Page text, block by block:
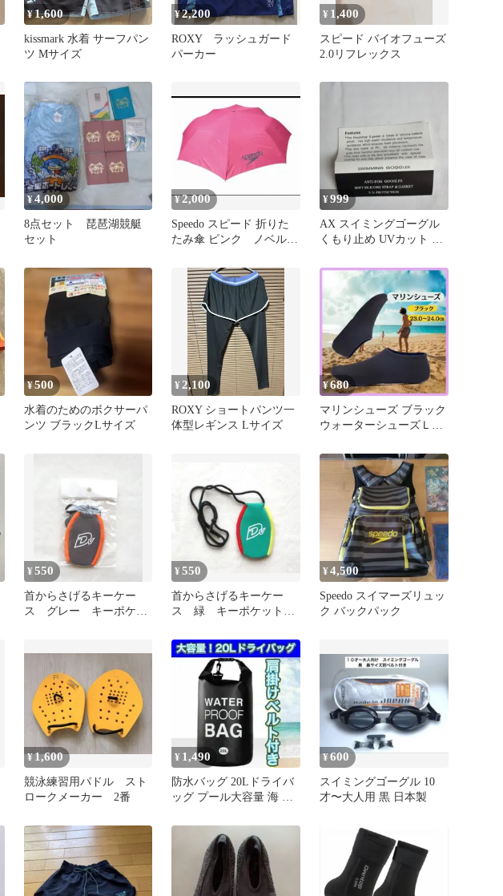
¥1,600
kissmark 水着 サーフパン
ツ Mサイズ
¥2,200
ROXY ラッシュガード
パーカー
¥ 1,400
スピード バイオフューズ
2.0リフレックス
¥4,000
8点セット 琵琶湖競艇
セット
¥2,000
Speedo スピード 折りた
たみ傘 ピンク ノベルテ
¥999
AX スイミングゴーグル
くもり止め UVカット 専
¥500
水着のためのボクサーパ
ンツ ブラックLサイズ
¥2,100
ROXY ショートパンツ一
体型レギンス Lサイズ
¥680
マリンシューズ ブラック
ウォーターシューズＬア
グ
¥550
首からさげるキーケー
ス グレー キーポケッ
¥550
首からさげるキーケー
ス 緑 キーポケット
ックレス
¥4,500
Speedo スイマーズリュッ
ク バックパック
¥1,600
競泳練習用パドル スト
ロークメーカー 2番
¥ 1,490
防水バッグ 20Lドライバ
ッグ プール大容量 海 川
¥600
スイミングゴーグル 10
才〜大人用 黒 日本製